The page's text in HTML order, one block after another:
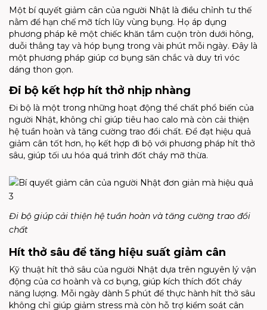
Một bí quyết giảm cân của người Nhật là điều chỉnh tư thế
nằm để hạn chế mỡ tích lũy vùng bụng. Họ áp dụng
phương pháp kê một chiếc khăn tắm cuộn tròn dưới hông,
duỗi thẳng tay và hóp bụng trong vài phút mỗi ngày. Đây là
một phương pháp giúp cơ bụng săn chắc và duy trì vóc
dáng thon gọn.
Đi bộ kết hợp hít thở nhịp nhàng
Đi bộ là một trong những hoạt động thể chất phổ biến của
người Nhật, không chỉ giúp tiêu hao calo mà còn cải thiện
hệ tuần hoàn và tăng cường trao đổi chất. Để đạt hiệu quả
giảm cân tốt hơn, họ kết hợp đi bộ với phương pháp hít thở
sâu, giúp tối ưu hóa quá trình đốt cháy mỡ thừa.
Đi bộ giúp cải thiện hệ tuần hoàn và tăng cường trao đổi
chất
Hít thở sâu để tăng hiệu suất giảm cân
Kỹ thuật hít thở sâu của người Nhật dựa trên nguyên lý vận
động của cơ hoành và cơ bụng, giúp kích thích đốt cháy
năng lượng. Mỗi ngày dành 5 phút để thực hành hít thở sâu
không chỉ giúp giảm stress mà còn hỗ trợ kiểm soát cân